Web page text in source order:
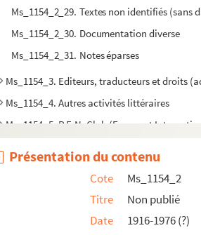
Ms_1154_2_29. Textes non identifiés (sans
Ms_1154_2_30. Documentation diverse
Ms_1154_2_31. Notes éparses
Ms_1154_3. Editeurs, traducteurs et droits
Ms_1154_4. Autres activités littéraires
Ms_1154_5. P.E.N. Club (France et
Présentation du contenu
Cote
Ms_1154_2
Titre
Non publié
Date
1916-1976 (?)